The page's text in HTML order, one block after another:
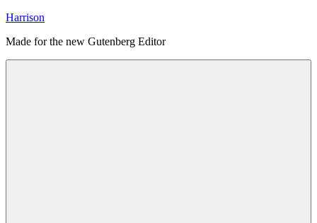
Skip
content
Harrison
Made for the new Gutenberg Editor